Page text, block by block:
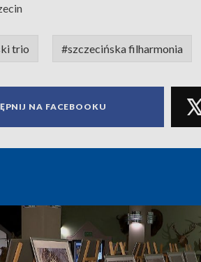
trio #szczecińska filharmonia
NA FACEBOOKU